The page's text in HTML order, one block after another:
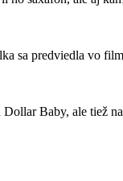
sa predviedla vo
Baby, ale tiež